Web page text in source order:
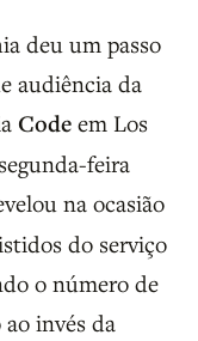
deu um passo
audiência da
Code em Los
feira
na ocasião
do serviço
o número de
invés da